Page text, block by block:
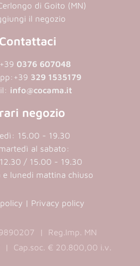
di Goito (MN)
il negozio
Contattaci
0376 607048
+39 329 1535179
info@cocama.it
negozio
15.00 - 19.30
al sabato:
/ 15.00 - 19.30
e lunedi mattina chiuso
| Privacy policy
| Reg.Imp. MN
| Cap.soc. € 20.800,00 i.v.